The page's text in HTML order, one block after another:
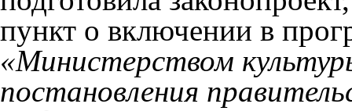
пункт о включении в
«Министерством
постановления